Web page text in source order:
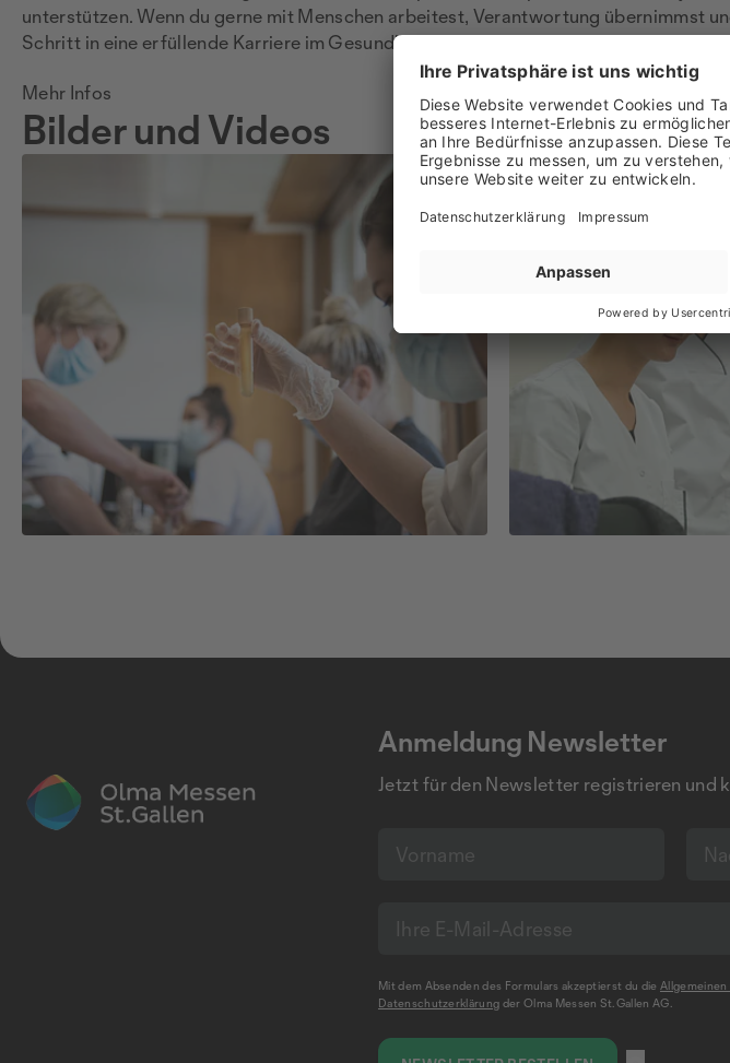
unterstützen. Wenn du gerne mit Menschen arbeitest, Verantwortung übernimmst
Schritt in eine erfüllende Karriere im Gesundheitswesen.
Mehr Infos
Bilder und Videos
Anmeldung Newsletter
Jetzt für den Newsletter registrieren und
Mit dem Absenden des Formulars akzeptierst du die
Datenschutzerklärung der Olma Messen St.Gallen AG.